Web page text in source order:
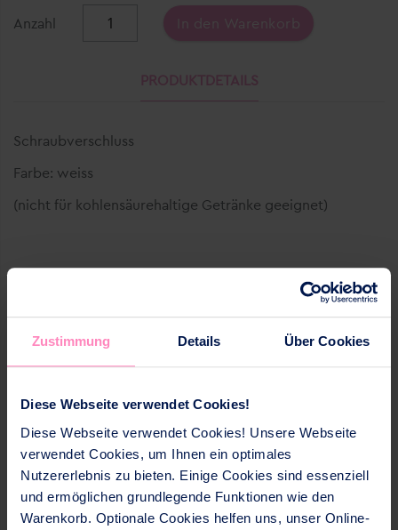
Zustimmung Details Über Cookies
Diese Webseite verwendet Cookies!
Diese Webseite verwendet Cookies! Unsere Webseite
verwendet Cookies, um Ihnen ein optimales
Nutzererlebnis zu bieten. Einige Cookies sind essenziell
und ermöglichen grundlegende Funktionen wie den
Warenkorb. Optionale Cookies helfen uns, unser Online-
Anzahl In den Warenkorb
PRODUKTDETAILS
Schraubverschluss
Farbe: weiss
(nicht für kohlensäurehaltige Getränke geeignet)
ÄHNLICHE PRODUKTE